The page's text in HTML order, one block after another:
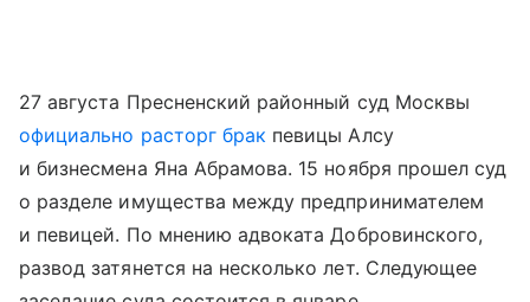
27 августа Пресненский районный суд Москвы
официально расторг брак певицы Алсу
и бизнесмена Яна Абрамова. 15 ноября прошел суд
о разделе имущества между предпринимателем
и певицей. По мнению адвоката Добровинского,
развод затянется на несколько лет. Следующее